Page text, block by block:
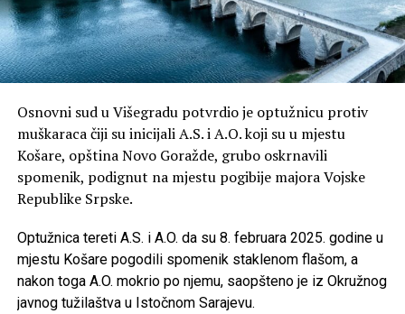
Osnovni sud u Višegradu potvrdio je optužnicu protiv
muškaraca čiji su inicijali A.S. i A.O. koji su u mjestu
Košare, opština Novo Goražde, grubo oskrnavili
spomenik, podignut na mjestu pogibije majora Vojske
Republike Srpske.
Optužnica tereti A.S. i A.O. da su 8. februara 2025. godine u
mjestu Košare pogodili spomenik staklenom flašom, a
nakon toga A.O. mokrio po njemu, saopšteno je iz Okružnog
javnog tužilaštva u Istočnom Sarajevu.